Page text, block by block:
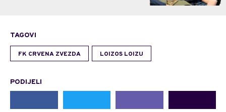
TAGOVI
FK CRVENA ZVEZDA LOIZOS LOIZU
PODIJELI